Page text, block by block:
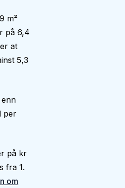
m²
på 6,4
at
5,3
per
på kr
fra 1.
om